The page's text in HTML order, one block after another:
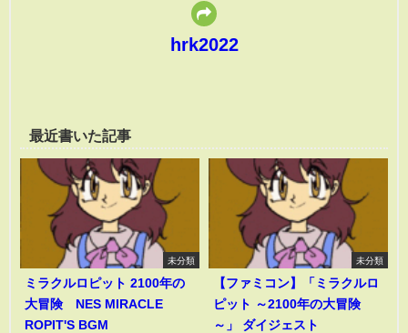
hrk2022
最近書いた記事
未分類
ミラクルロピット 2100年の
大冒険 NES MIRACLE
ROPIT'S BGM
未分類
【ファミコン】「ミラクルロ
ピット ～2100年の大冒険
～」 ダイジェスト